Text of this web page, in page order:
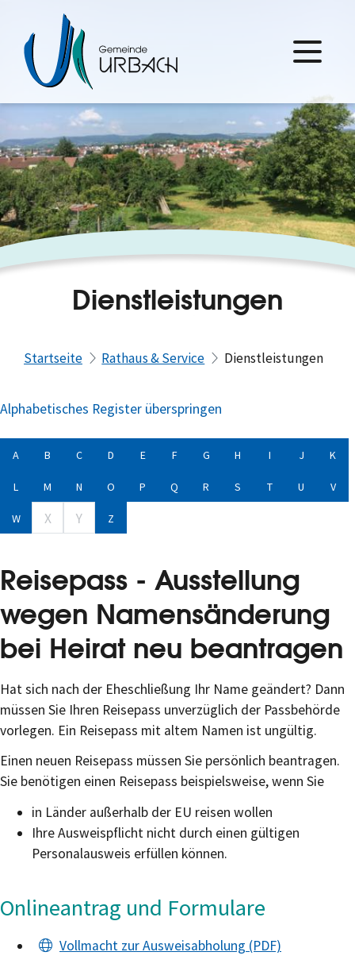
Dienstleistungen
Startseite Rathaus & Service Dienstleistungen
Alphabetisches Register überspringen
A B C D E F G H I J K
L M N O P Q R S T U V
W X Y Z
Reisepass - Ausstellung
wegen Namensänderung
bei Heirat neu beantragen
Hat sich nach der Eheschließung Ihr Name geändert? Dann
müssen Sie Ihren Reisepass unverzüglich der Passbehörde
vorlegen. Ein Reisepass mit altem Namen ist ungültig.
Einen neuen Reisepass müssen Sie persönlich beantragen.
Sie benötigen einen Reisepass beispielsweise, wenn Sie
in Länder außerhalb der EU reisen wollen
Ihre Ausweispflicht nicht durch einen gültigen
Personalausweis erfüllen können.
Onlineantrag und Formulare
Vollmacht zur Ausweisabholung (PDF)